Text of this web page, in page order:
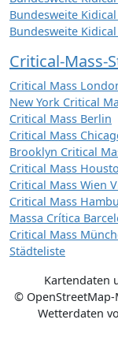
Bundesweite
Bundesweite
Critical-Mass-
Critical Mass
New York Critical
Critical Mass Berlin
Critical Mass
Brooklyn Critical
Critical Mass
Critical Mass Wien
Critical Mass
Massa Crítica
Critical Mass
Städteliste
Kartendaten
©
Wetterdaten